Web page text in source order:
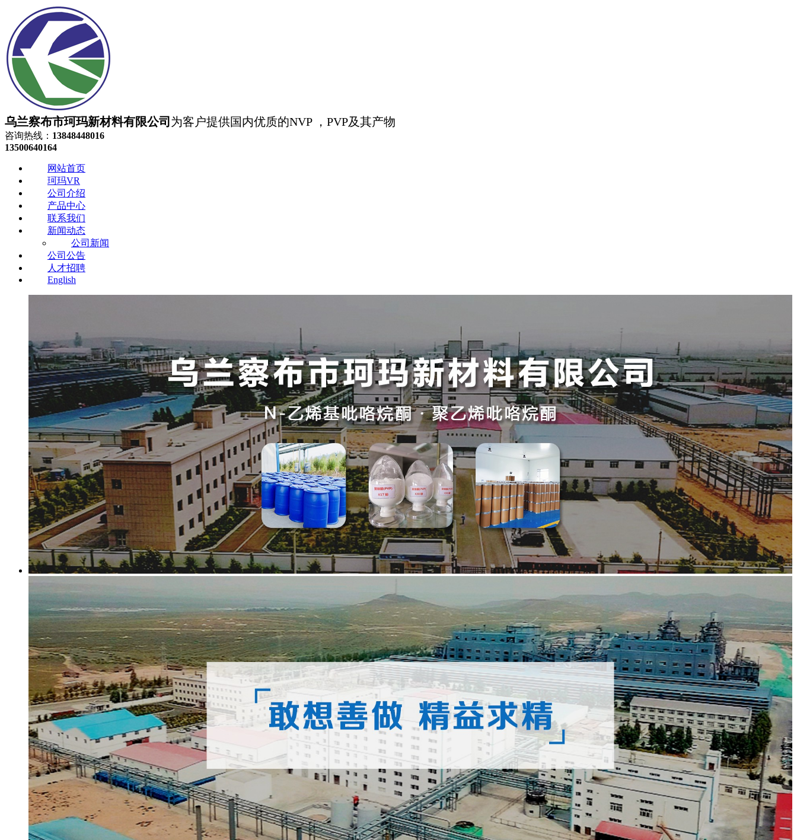
乌兰察布市珂玛新材料有限公司 为客户提供国内优质的NVP ，PVP及其产物
咨询热线： 13848448016
13500640164
网站首页
珂玛VR
公司介绍
产品中心
联系我们
新闻动态
公司新闻
公司公告
人才招聘
English